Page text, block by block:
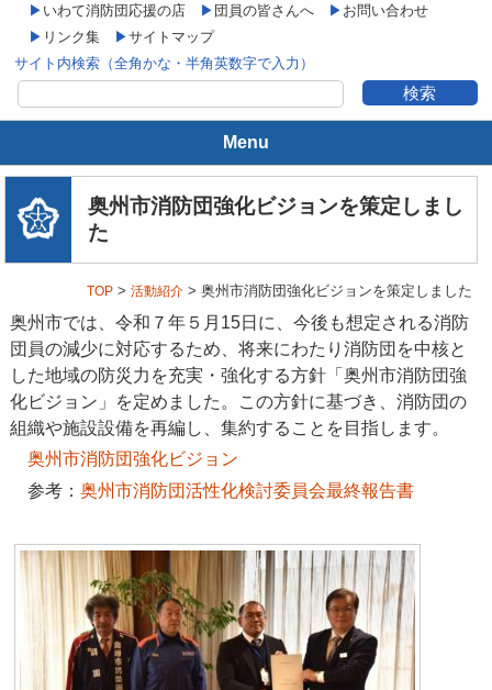
▶ いわて消防団応援の店 ▶ 団員の皆さんへ ▶ お問い合わせ
▶ リンク集 ▶サイトマップ
サイト内検索（全角かな・半角英数字で入力）
Menu
奥州市消防団とは
奥州市の概要
消防団の沿革
消防団の活動
年間スケジュール
消防団の装備
消防団の組織
本部
各方面隊
その他の組織
奥州市消防団強化ビジョンを策定しまし
た
TOP >活動紹介 > 奥州市消防団強化ビジョンを策定しました
奥州市では、令和７年５月15日に、今後も想定される消防
団員の減少に対応するため、将来にわたり消防団を中核と
した地域の防災力を充実・強化する方針「奥州市消防団強
化ビジョン」を定めました。この方針に基づき、消防団の
組織や施設設備を再編し、集約することを目指します。
奥州市消防団強化ビジョン
参考： 奥州市消防団活性化検討委員会最終報告書